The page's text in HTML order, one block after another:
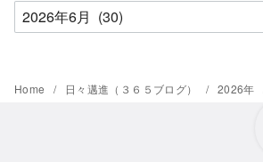
ア
ー
イ
Home 日々邁進（３６５ブログ） 2026年